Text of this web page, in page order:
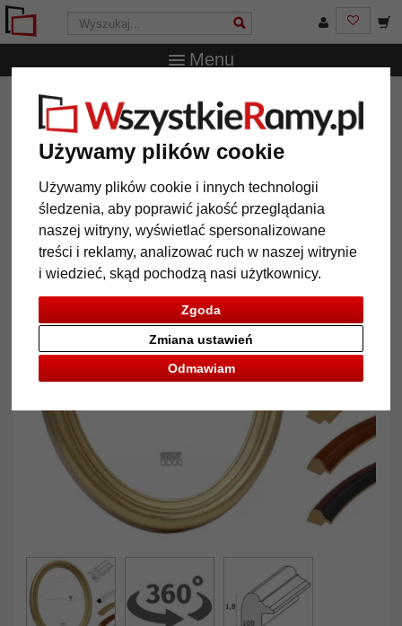
Używamy plików cookie
Używamy plików cookie i innych technologii
śledzenia, aby poprawić jakość przeglądania
naszej witryny, wyświetlać spersonalizowane
treści i reklamy, analizować ruch w naszej witrynie
i wiedzieć, skąd pochodzą nasi użytkownicy.
Zgoda
Odmawiam
Zmiana ustawień
Menu
WszystkieRamy.pl Typ Ramy
Owalne i okrągłe ramy
Owalna rama Alice
Owalna rama Alice